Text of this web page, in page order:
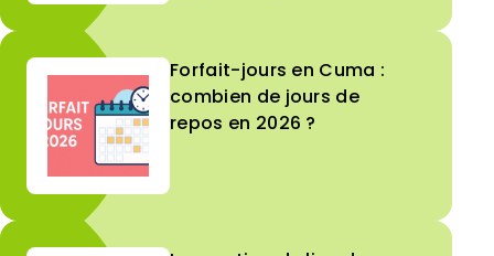
Forfait-jours en Cuma :
combien de jours de
repos en 2026 ?